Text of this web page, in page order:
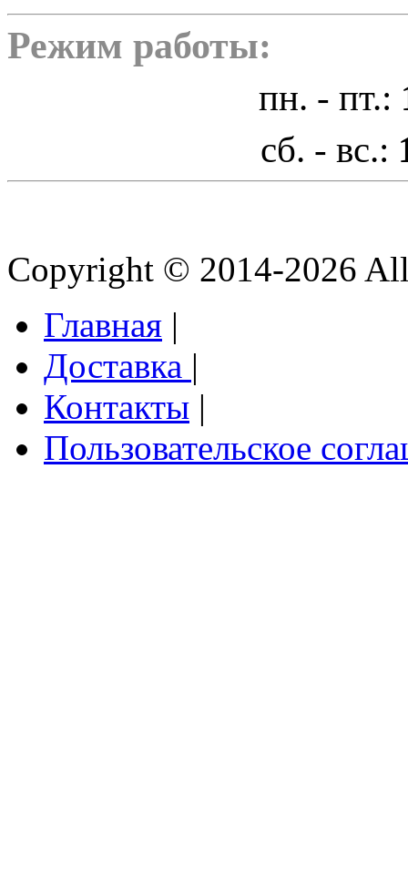
Режим работы:
пн. - пт.:
сб. - вс.:
Copyright © 2014-2026
Главная |
Доставка |
Контакты |
Пользовательское